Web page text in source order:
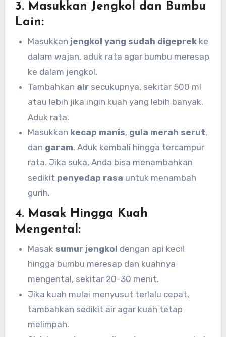
3. Masukkan Jengkol dan Bumbu
Lain:
Masukkan jengkol yang sudah digeprek ke
dalam wajan, aduk rata agar bumbu meresap
ke dalam jengkol.
Tambahkan air secukupnya, sekitar 500 ml
atau lebih jika ingin kuah yang lebih banyak.
Aduk rata.
Masukkan kecap manis, gula merah serut,
dan garam. Aduk kembali hingga tercampur
rata. Jika suka, Anda bisa menambahkan
sedikit penyedap rasa untuk menambah
gurih.
4. Masak Hingga Kuah
Mengental:
Masak sumur jengkol dengan api kecil
hingga bumbu meresap dan kuahnya
mengental, sekitar 20-30 menit.
Jika kuah mulai menyusut terlalu cepat,
tambahkan sedikit air agar kuah tetap
melimpah.